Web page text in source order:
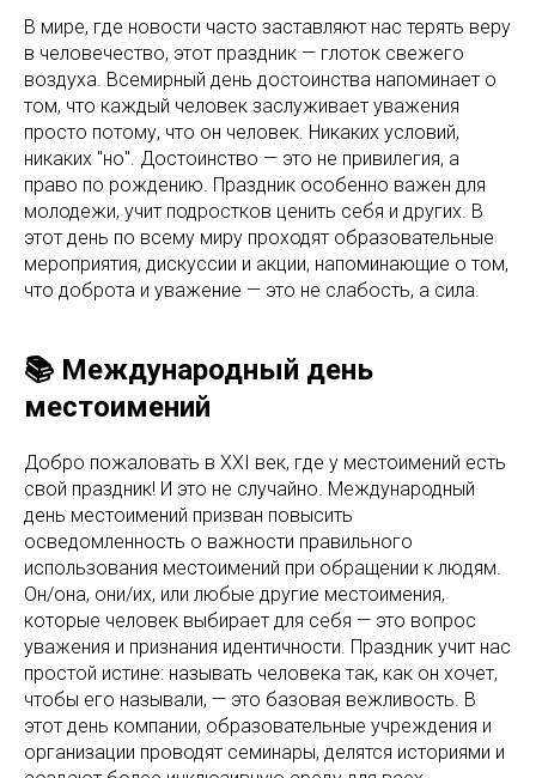
В мире, где новости часто заставляют нас терять веру
в человечество, этот праздник — глоток свежего
воздуха. Всемирный день достоинства напоминает о
том, что каждый человек заслуживает уважения
просто потому, что он человек. Никаких условий,
никаких "но". Достоинство — это не привилегия, а
право по рождению. Праздник особенно важен для
молодежи, учит подростков ценить себя и других. В
этот день по всему миру проходят образовательные
мероприятия, дискуссии и акции, напоминающие о том,
что доброта и уважение — это не слабость, а сила.
📚 Международный день
местоимений
Добро пожаловать в XXI век, где у местоимений есть
свой праздник! И это не случайно. Международный
день местоимений призван повысить
осведомленность о важности правильного
использования местоимений при обращении к людям.
Он/она, они/их, или любые другие местоимения,
которые человек выбирает для себя — это вопрос
уважения и признания идентичности. Праздник учит нас
простой истине: называть человека так, как он хочет,
чтобы его называли, — это базовая вежливость. В
этот день компании, образовательные учреждения и
организации проводят семинары, делятся историями и